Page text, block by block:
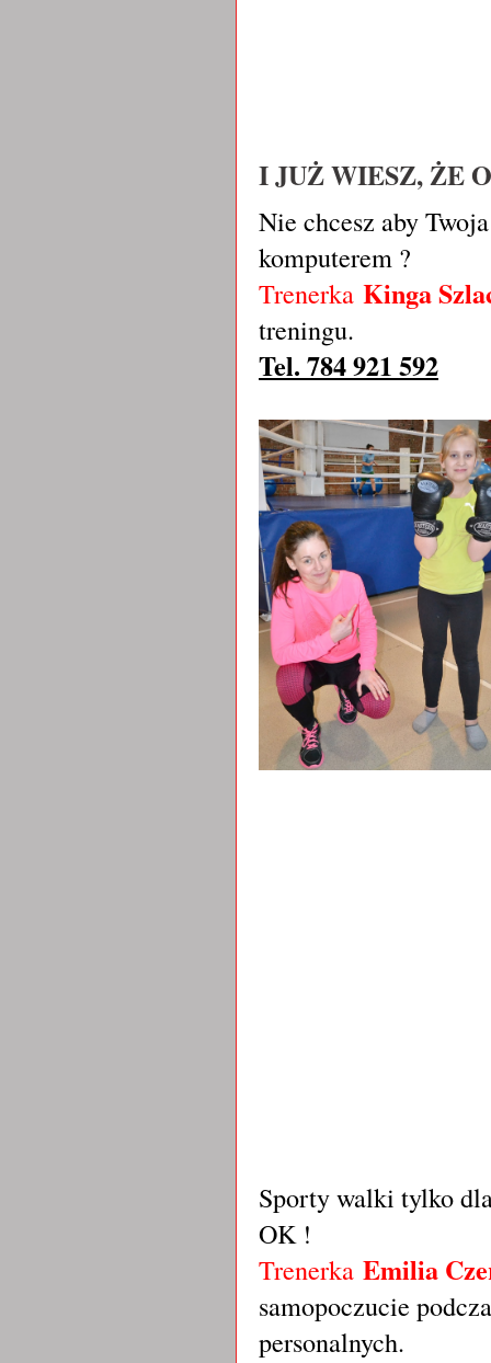
I JUŻ WIESZ, ŻE
Nie chcesz aby
komputerem ?
Trenerka Kinga
treningu.
Tel. 784 921 592
Sporty walki tylko
OK !
Trenerka Emilia
samopoczucie
personalnych.